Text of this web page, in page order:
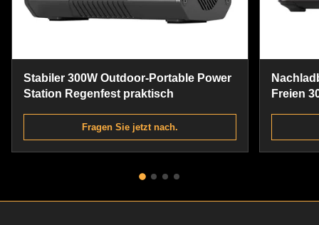
Stabiler 300W Outdoor-Portable Power
Station Regenfest praktisch
Fragen Sie jetzt nach.
Freien